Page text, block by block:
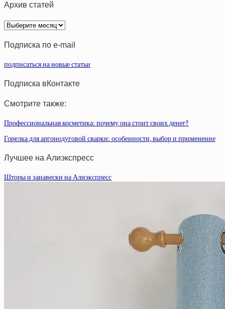
Архив статей
Архив
статей
Подписка по e-mail
подписаться на новые статьи
Подписка вКонтакте
Смотрите также:
Профессиональная косметика: почему она стоит своих денег?
Горелка для аргонодуговой сварки: особенности, выбор и применение
Лучшее на Алиэкспресс
Шторы и занавески на Алиэкспресс